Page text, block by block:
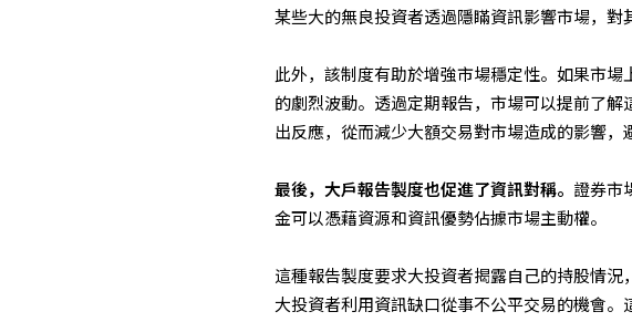
某些大的無良投資者透過隱瞞資訊影響市場，對
此外，該制度有助於增強市場穩定性。如果市
的劇烈波動。透過定期報告，市場可以提前了
出反應，從而減少大額交易對市場造成的影響，
最後，大戶報告製度也促進了資訊對稱。 證券市
金可以憑藉資源和資訊優勢佔據市場主動權。
這種報告製度要求大投資者揭露自己的持股情
大投資者利用資訊缺口從事不公平交易的機會